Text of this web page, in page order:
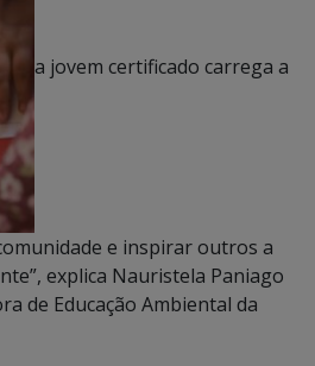
a jovem certificado carrega a
e inspirar outros a
explica Nauristela Paniago
de Educação Ambiental da